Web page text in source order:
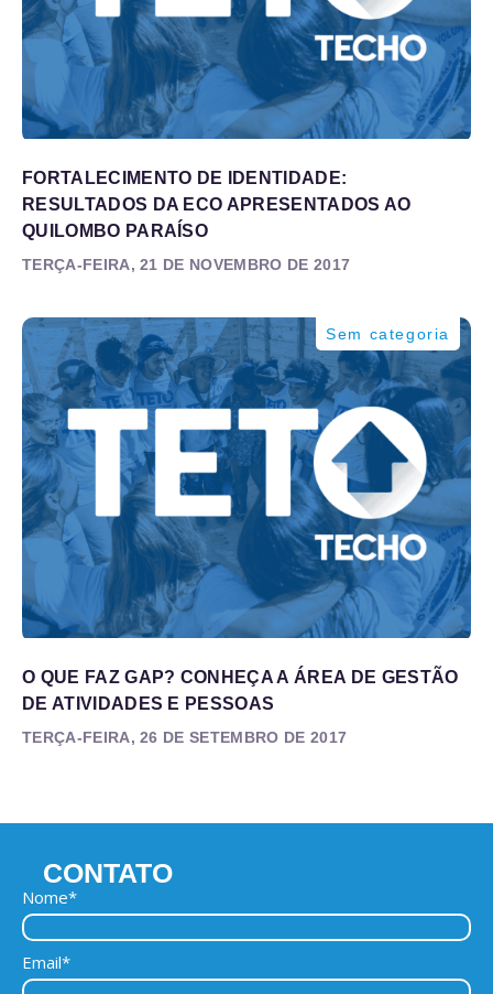
FORTALECIMENTO DE IDENTIDADE:
RESULTADOS DA ECO APRESENTADOS AO
QUILOMBO PARAÍSO
TERÇA-FEIRA, 21 DE NOVEMBRO DE 2017
Sem categoria
O QUE FAZ GAP? CONHEÇA A ÁREA DE GESTÃO
DE ATIVIDADES E PESSOAS
TERÇA-FEIRA, 26 DE SETEMBRO DE 2017
CONTATO
Nome*
Email*